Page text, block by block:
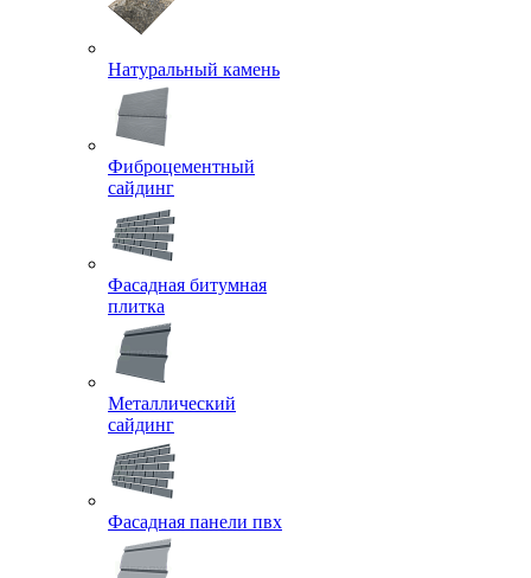
Натуральный камень
Фиброцементный
сайдинг
Фасадная битумная
плитка
Металлический
сайдинг
Фасадная панели пвх